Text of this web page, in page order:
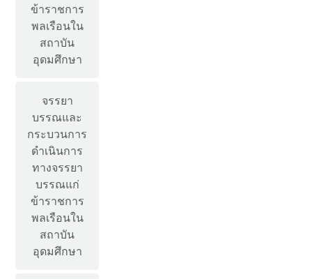
ข้าราชการ
พลเรือนใน
สถาบัน
อุดมศึกษา
จรรยา
บรรณและ
กระบวนการ
ดำเนินการ
ทางจรรยา
บรรณแก่
ข้าราชการ
พลเรือนใน
สถาบัน
อุดมศึกษา